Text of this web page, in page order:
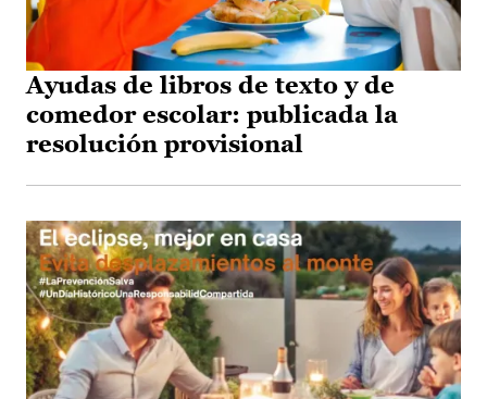
Ayudas de libros de texto y de
comedor escolar: publicada la
resolución provisional